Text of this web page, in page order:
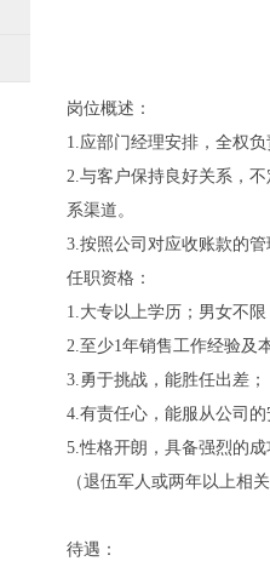
岗位概述：
1.应部门经理安排，全权
2.与客户保持良好关系，
系渠道。
3.按照公司对应收账款的
任职资格：
1.大专以上学历；男女不
2.至少1年销售工作经验及
3.勇于挑战，能胜任出差；
4.有责任心，能服从公司的
5.性格开朗，具备强烈的
（退伍军人或两年以上相
待遇：